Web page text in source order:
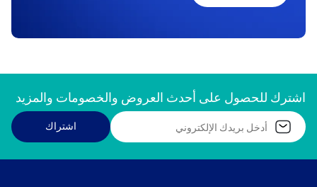
اشترك للحصول على أحدث العروض والخصومات والمزيد
اشتراك